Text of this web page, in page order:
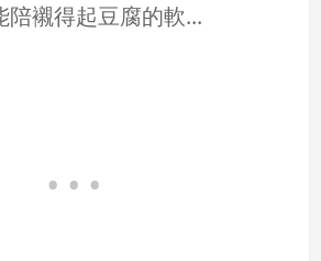
陪襯得起豆腐的軟...